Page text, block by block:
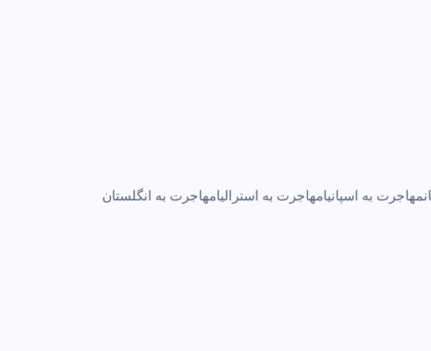
مهاجرت به اسپانیامهاجرت به استرالیامهاجرت به انگلستان